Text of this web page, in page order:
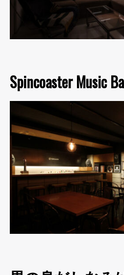
Spincoaster Music